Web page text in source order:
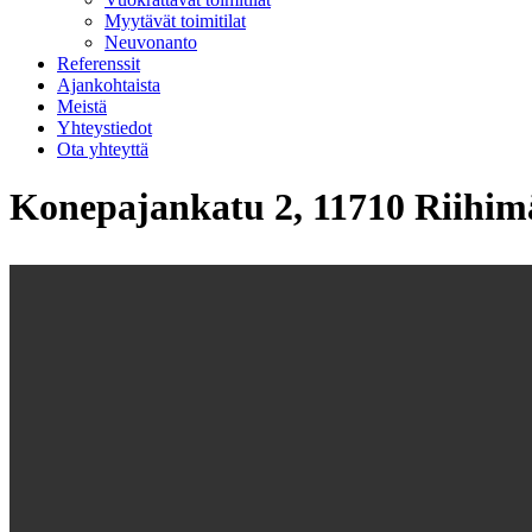
Myytävät toimitilat
Neuvonanto
Referenssit
Ajankohtaista
Meistä
Yhteystiedot
Ota yhteyttä
Konepajankatu 2, 11710